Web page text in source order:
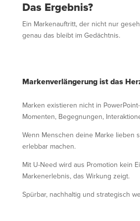
Das Ergebnis?
Ein Markenauftritt, der nicht nur
genau das bleibt im Gedächtnis.
Markenverlängerung ist das
Marken existieren nicht in
Momenten, Begegnungen,
Wenn Menschen deine Marke lieben
erlebbar machen.
Mit U-Need wird aus Promotion kein
Markenerlebnis, das Wirkung zeigt.
Spürbar, nachhaltig und strategisch